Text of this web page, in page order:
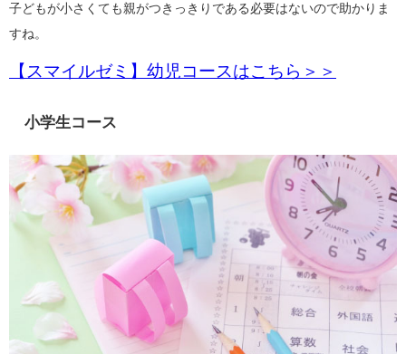
子どもが小さくても親がつきっきりである必要はないので助かりま
すね。
【スマイルゼミ】幼児コースはこちら＞＞
小学生コース